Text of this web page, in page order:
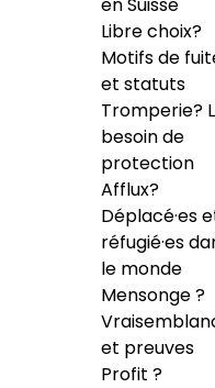
Libre choix?
Motifs de
et statuts
Tromperie?
besoin de
protection
Afflux?
Déplacé·es
réfugié·es
le monde
Mensonge ?
et preuves
Profit ?